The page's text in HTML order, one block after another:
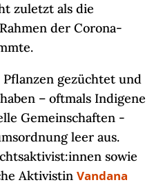
zuletzt als die
der Corona-
gezüchtet und
– oftmals Indigene
Gemeinschaften -
leer aus.
sowie
Aktivistin Vandana